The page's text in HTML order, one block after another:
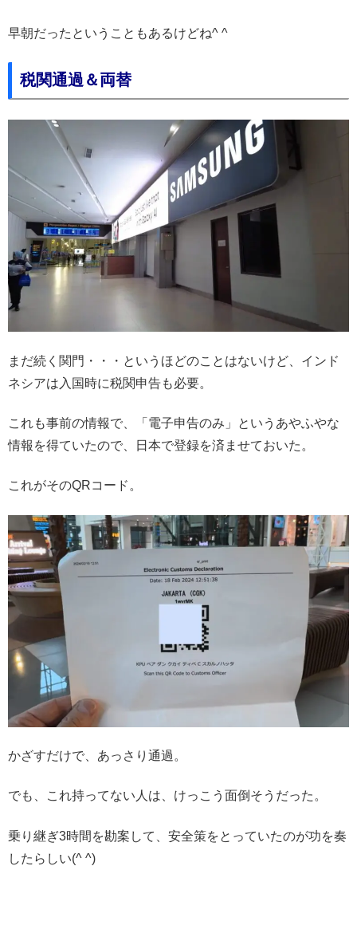
早朝だったということもあるけどね^ ^
税関通過＆両替
まだ続く関門・・・というほどのことはないけど、インド
ネシアは入国時に税関申告も必要。
これも事前の情報で、「電子申告のみ」というあやふやな
情報を得ていたので、日本で登録を済ませておいた。
これがそのQRコード。
かざすだけで、あっさり通過。
でも、これ持ってない人は、けっこう面倒そうだった。
乗り継ぎ3時間を勘案して、安全策をとっていたのが功を奏
したらしい(^ ^)